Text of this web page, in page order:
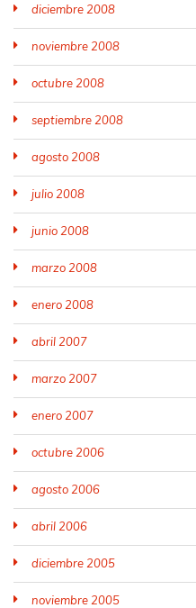
diciembre 2008
noviembre 2008
octubre 2008
septiembre 2008
agosto 2008
julio 2008
junio 2008
marzo 2008
enero 2008
abril 2007
marzo 2007
enero 2007
octubre 2006
agosto 2006
abril 2006
diciembre 2005
noviembre 2005